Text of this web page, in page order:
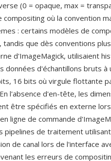
(0 = opaque, max =
compositing où la convention
: certains modèles de
tandis que dès conventions
d'ImageMagick, utilisaient
données d'échantillons bruts
16 bits où virgule flottante
l'absence d'en-tête, les
être spécifiés en externe
ligne de commande
pipelines de traitement
de canal lors de l'interface
les erreurs de